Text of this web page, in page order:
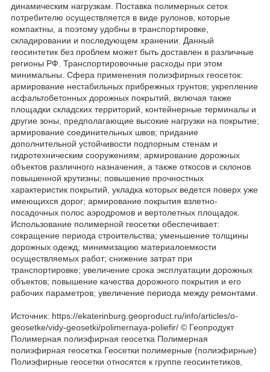
динамическим нагрузкам. Поставка полимерных сеток
потребителю осуществляется в виде рулонов, которые
компактны, а поэтому удобны в транспортировке,
складировании и последующем хранении. Данный
геосинтетик без проблем может быть доставлен в различные
регионы РФ. Транспортировочные расходы при этом
минимальны. Сфера применения полиэфирных геосеток:
армирование нестабильных прибрежных грунтов; укрепление
асфальтобетонных дорожных покрытий, включая также
площадки складских территорий, контейнерные терминалы и
другие зоны, предполагающие высокие нагрузки на покрытие;
армирование соединительных швов; придание
дополнительной устойчивости подпорным стенам и
гидротехническим сооружениям; армирование дорожных
объектов различного назначения, а также откосов и склонов
повышенной крутизны; повышение прочностных
характеристик покрытий, укладка которых ведется поверх уже
имеющихся дорог; армирование покрытия взлетно-
посадочных полос аэродромов и вертолетных площадок.
Использование полимерной геосетки обеспечивает:
сокращение периода строительства; уменьшение толщины
дорожных одежд; минимизацию материалоемкости
осуществляемых работ; снижение затрат при
транспортировке; увеличение срока эксплуатации дорожных
объектов; повышение качества дорожного покрытия и его
рабочих параметров; увеличение периода между ремонтами.
Источник: https://ekaterinburg.geoproduct.ru/info/articles/o-
geosetke/vidy-geosetki/polimernaya-poliefir/ © Геопродукт
Полимерная полиэфирная геосетка Полимерная
полиэфирная геосетка Геосетки полимерные (полиэфирные)
Полиэфирные геосетки относятся к группе геосинтетиков,